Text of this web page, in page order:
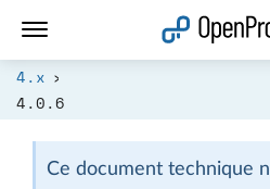
4.x
4.0.6
Ce document technique
Ouvrir le lien dans un nouvel onglet